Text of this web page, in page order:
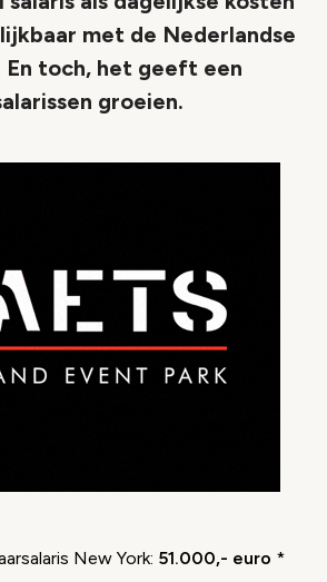
met de Nederlandse
toch, het geeft een
groeien.
New York: 51.000,- euro *